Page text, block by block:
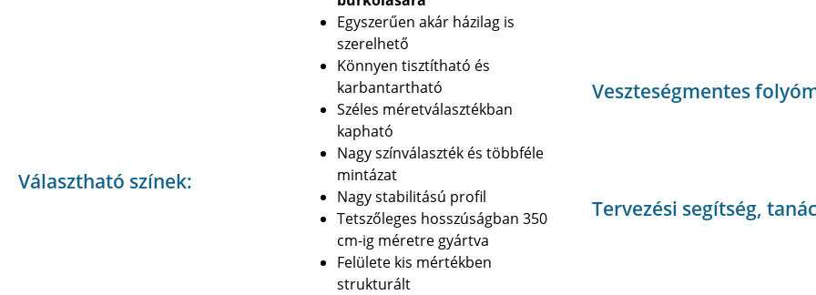
Választható színek:
Egyszerűen akár házilag is
szerelhető
Könnyen tisztítható és
karbantartható
Széles méretválasztékban
kapható
Nagy színválaszték és többféle
mintázat
Nagy stabilitású profil
Tetszőleges hosszúságban 350
cm-ig méretre gyártva
Felülete kis mértékben
strukturált
Veszteségmentes
Tervezési segítség,